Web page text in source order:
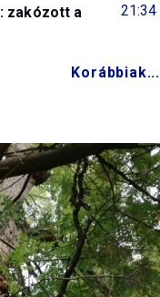
21:34
zakózott a
Korábbiak...